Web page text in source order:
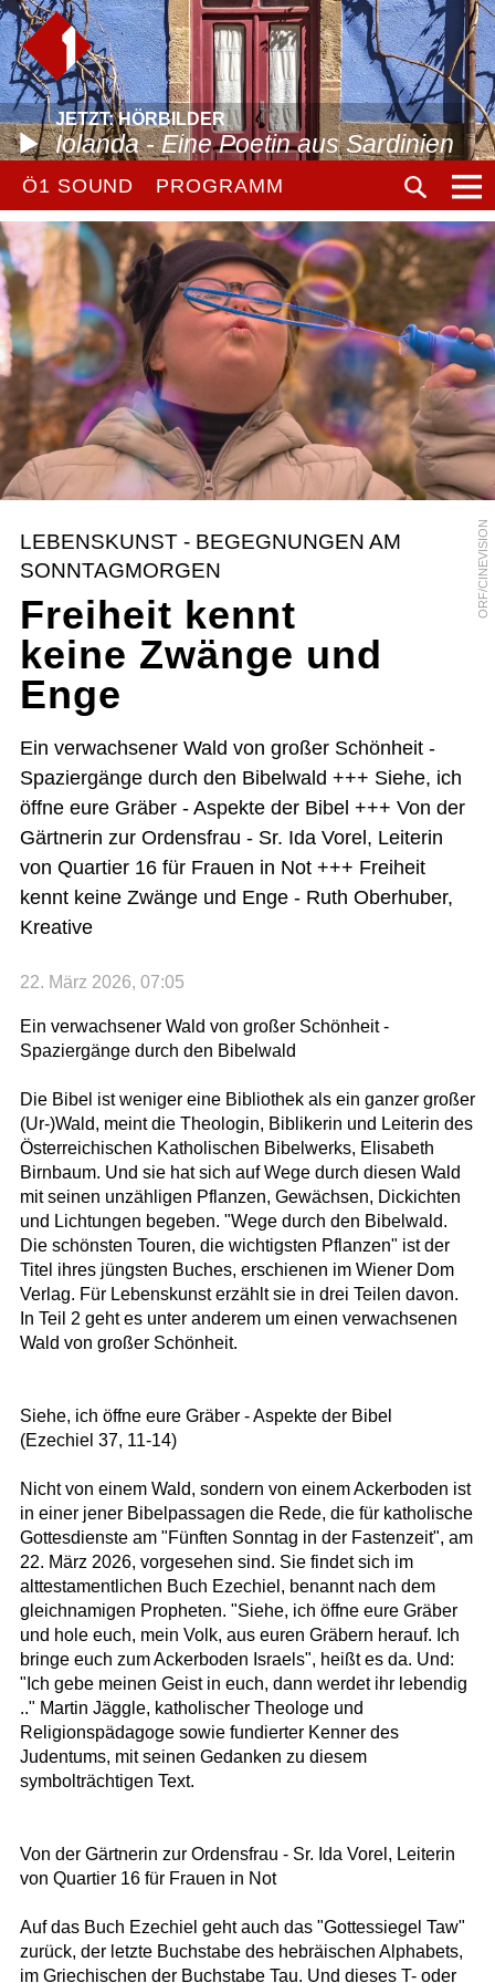
JETZT: HÖRBILDER
Iolanda - Eine Poetin aus Sardinien
Ö1 SOUND PROGRAMM
ORF/CINEVISION
LEBENSKUNST - BEGEGNUNGEN AM
SONNTAGMORGEN
Freiheit kennt
keine Zwänge und
Enge
Ein verwachsener Wald von großer Schönheit -
Spaziergänge durch den Bibelwald +++ Siehe, ich
öffne eure Gräber - Aspekte der Bibel +++ Von der
Gärtnerin zur Ordensfrau - Sr. Ida Vorel, Leiterin
von Quartier 16 für Frauen in Not +++ Freiheit
kennt keine Zwänge und Enge - Ruth Oberhuber,
Kreative
22. März 2026, 07:05
Ein verwachsener Wald von großer Schönheit -
Spaziergänge durch den Bibelwald
Die Bibel ist weniger eine Bibliothek als ein ganzer großer
(Ur-)Wald, meint die Theologin, Biblikerin und Leiterin des
Österreichischen Katholischen Bibelwerks, Elisabeth
Birnbaum. Und sie hat sich auf Wege durch diesen Wald
mit seinen unzähligen Pflanzen, Gewächsen, Dickichten
und Lichtungen begeben. "Wege durch den Bibelwald.
Die schönsten Touren, die wichtigsten Pflanzen" ist der
Titel ihres jüngsten Buches, erschienen im Wiener Dom
Verlag. Für Lebenskunst erzählt sie in drei Teilen davon.
In Teil 2 geht es unter anderem um einen verwachsenen
Wald von großer Schönheit.
Siehe, ich öffne eure Gräber - Aspekte der Bibel
(Ezechiel 37, 11-14)
Nicht von einem Wald, sondern von einem Ackerboden ist
in einer jener Bibelpassagen die Rede, die für katholische
Gottesdienste am "Fünften Sonntag in der Fastenzeit", am
22. März 2026, vorgesehen sind. Sie findet sich im
alttestamentlichen Buch Ezechiel, benannt nach dem
gleichnamigen Propheten. "Siehe, ich öffne eure Gräber
und hole euch, mein Volk, aus euren Gräbern herauf. Ich
bringe euch zum Ackerboden Israels", heißt es da. Und:
"Ich gebe meinen Geist in euch, dann werdet ihr lebendig
.." Martin Jäggle, katholischer Theologe und
Religionspädagoge sowie fundierter Kenner des
Judentums, mit seinen Gedanken zu diesem
symbolträchtigen Text.
Von der Gärtnerin zur Ordensfrau - Sr. Ida Vorel, Leiterin
von Quartier 16 für Frauen in Not
Auf das Buch Ezechiel geht auch das "Gottessiegel Taw"
zurück, der letzte Buchstabe des hebräischen Alphabets,
im Griechischen der Buchstabe Tau. Und dieses T- oder